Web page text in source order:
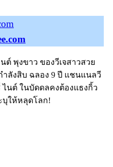
ต์ พุงขาว ของวีเจสาวสวย
ำลังสิบ ฉลอง 9 ปี แชนแนลวี
นต์ ในบัดดลคงต้องแธงกิ้ว
บุให้หลุดโลก!